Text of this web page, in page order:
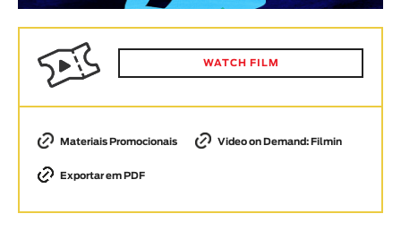
Animar
< / >
GÉNERO
Animação
WATCH FILM
Materiais Promocionais Video on Demand: Filmin
Exportar em PDF